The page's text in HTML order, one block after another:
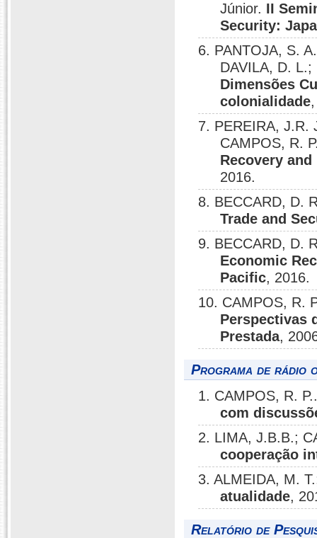
Júnior. II
Security:
6. PANTOJA, S.
DAVILA, D.
Dimensões
colonialidade
7. PEREIRA, J.R.
CAMPOS, R.
Recovery
2016.
8. BECCARD, D.
Trade and
9. BECCARD, D.
Economic
Pacific, 2016.
10. CAMPOS, R.
Perspectivas
Prestada,
Programa de rádio
1. CAMPOS, R.
com
2. LIMA, J.B.B.;
cooperação
3. ALMEIDA, M.
atualidade,
Relatório de